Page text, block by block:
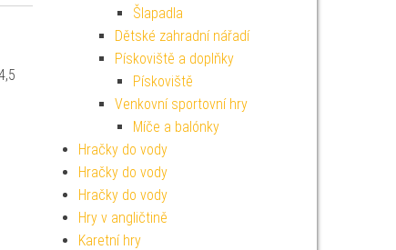
Šlapadla
Dětské zahradní nářadí
Pískoviště a doplňky
Pískoviště
Venkovní sportovní hry
Míče a balónky
Hračky do vody
Hračky do vody
Hračky do vody
Hry v angličtině
Karetní hry